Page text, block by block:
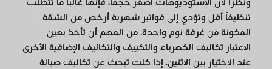
ونظراً لأن الاستوديوهات أصغر حجماً، فإنها غالباً ما تتطلب
تنظيفاً أقل وتؤدي إلى فواتير شهرية أرخص من الشقة
المكونة من غرفة نوم واحدة. من المهم أن تأخذ بعين
الاعتبار تكاليف الكهرباء والتكييف والتكاليف الإضافية الأخرى
عند الاختيار بين الاثنين. إذا كنت تبحث عن تكاليف صيانة